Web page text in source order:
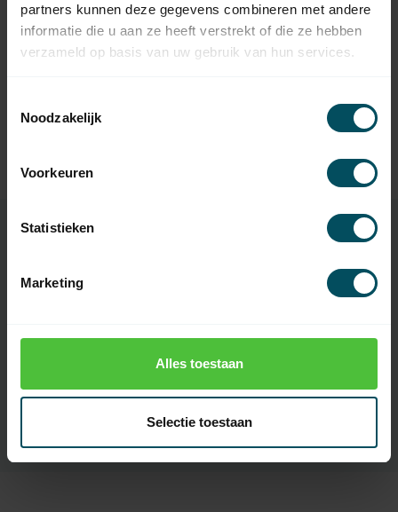
partners kunnen deze gegevens combineren met andere
informatie die u aan ze heeft verstrekt of die ze hebben
verzameld op basis van uw gebruik van hun services.
Noodzakelijk
Voorkeuren
Statistieken
Marketing
Alles toestaan
Selectie toestaan
Selve Bandopwinder -
bandoproller 11 meter - 18
mm band
Op voorraad
23,95
Selve Bandopwinder -
Op voorraad
Specificaties
7432257090092
SKU 172701